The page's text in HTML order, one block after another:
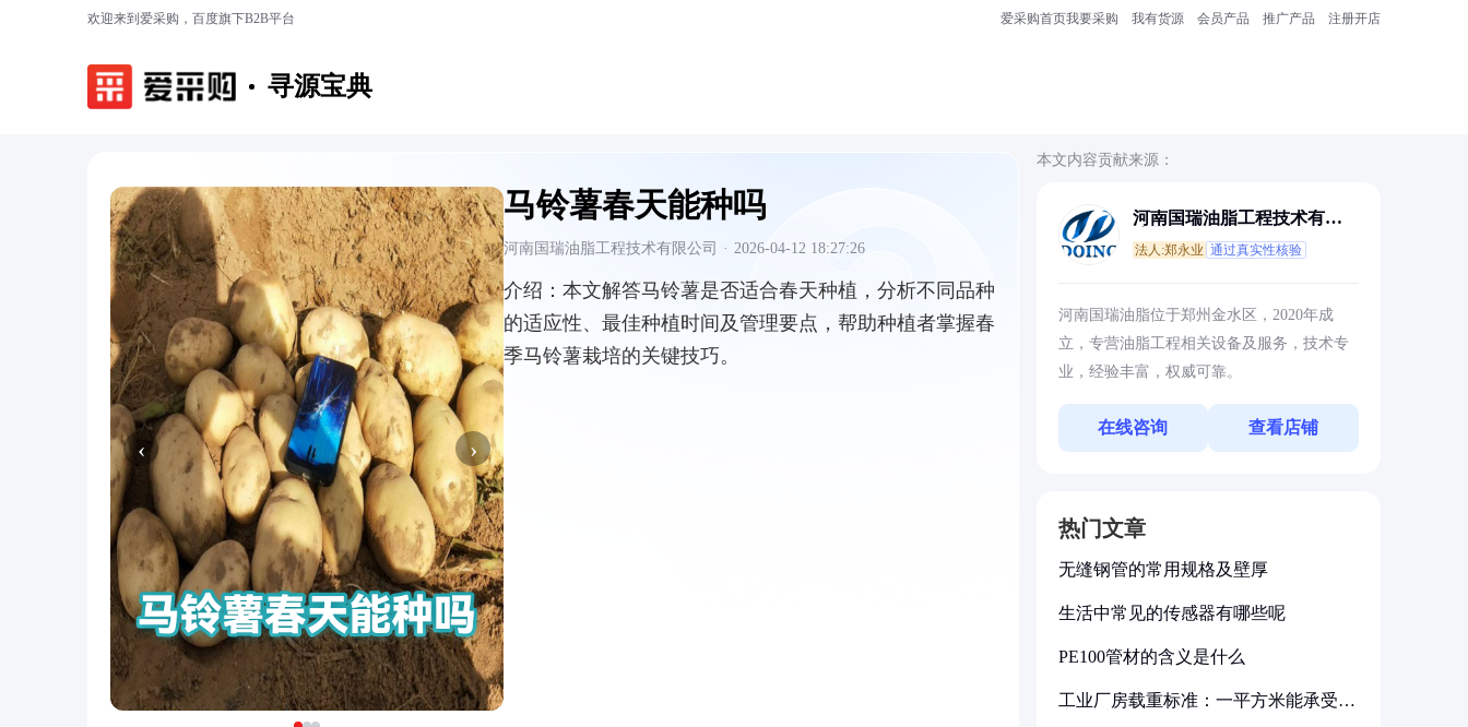
欢迎来到爱采购，百度旗下B2B平台 爱采购首页我要采购 我有货源 会员产品 推广产品 注册开店
寻源宝典
‹ ›
马铃薯春天能种吗
河南国瑞油脂工程技术有限公司 · 2026-04-12 18:27:26
介绍： 本文解答马铃薯是否适合春天种植，分析不同品种
的适应性、最佳种植时间及管理要点，帮助种植者掌握春
季马铃薯栽培的关键技巧。
本文内容贡献来源：
河南国瑞油脂工程技术有限
法人:郑永业 通过真实性核验
河南国瑞油脂位于郑州金水区，2020年成
立，专营油脂工程相关设备及服务，技术专
业，经验丰富，权威可靠。
在线咨询 查看店铺
热门文章
无缝钢管的常用规格及壁厚
生活中常见的传感器有哪些呢
PE100管材的含义是什么
工业厂房载重标准：一平方米能承受多